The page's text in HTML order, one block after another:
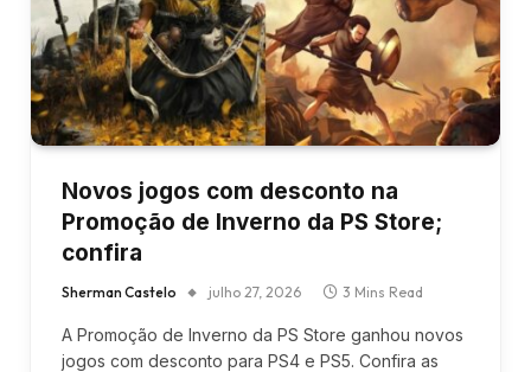
Novos jogos com desconto na
Promoção de Inverno da PS Store;
confira
Sherman Castelo julho 27, 2026 3 Mins Read
A Promoção de Inverno da PS Store ganhou novos
jogos com desconto para PS4 e PS5. Confira as